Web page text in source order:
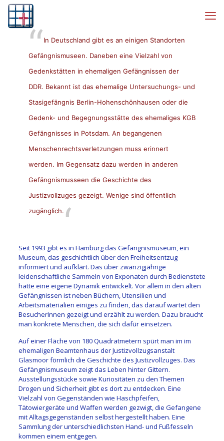
In Deutschland gibt es an einigen Standorten
Gefängnismuseen. Daneben eine Vielzahl von
Gedenkstätten in ehemaligen Gefängnissen der
DDR. Bekannt ist das ehemalige Untersuchungs- und
Stasigefängnis Berlin-Hohenschönhausen oder die
Gedenk- und Begegnungsstätte des ehemaliges KGB
Gefängnisses in Potsdam. An begangenen
Menschenrechtsverletzungen muss erinnert
werden. Im Gegensatz dazu werden in anderen
Gefängnismusseen die Geschichte des
Justizvollzuges gezeigt. Wenige sind öffentlich
zugänglich.
Seit 1993 gibt es in Hamburg das Gefängnismuseum, ein
Museum, das geschichtlich über den Freiheitsentzug
informiert und aufklärt. Das über zwanzigjährige
leidenschaftliche Sammeln von Exponaten durch Bedienstete
hatte eine eigene Dynamik entwickelt. Vor allem in den alten
Gefängnissen ist neben Büchern, Utensilien und
Arbeitsmaterialien einiges zu finden, das darauf wartet den
BesucherInnen gezeigt und erzählt zu werden. Dazu braucht
man konkrete Menschen, die sich dafür einsetzen.
Auf einer Fläche von 180 Quadratmetern spürt man im im
ehemaligen Beamtenhaus der Justizvollzugsanstalt
Glasmoor förmlich die Geschichte des Justizvollzuges. Das
Gefängnismuseum zeigt das Leben hinter Gittern.
Ausstellungsstücke sowie Kuriositäten zu den Themen
Drogen und Sicherheit gibt es dort zu entdecken. Eine
Vielzahl von Gegenständen wie Haschpfeifen,
Tätowiergeräte und Waffen werden gezwigt, die Gefangene
mit Alltagsgegenständen selbst hergestellt haben. Eine
Sammlung der unterschiedlichsten Hand- und Fußfesseln
kommen einem entgegen.